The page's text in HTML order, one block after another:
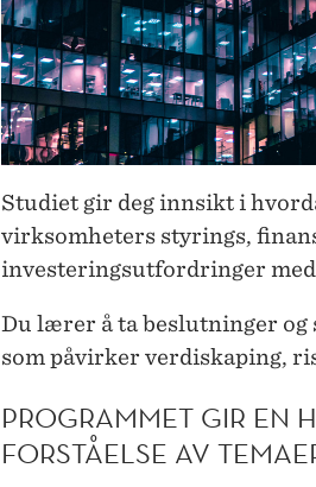
Studiet gir deg innsikt i
virksomheters styrings,
investeringsutfordringer
Du lærer å ta beslutninger
som påvirker verdiskaping,
PROGRAMMET GIR EN
FORSTÅELSE AV